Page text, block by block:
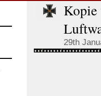
Kopie
29th